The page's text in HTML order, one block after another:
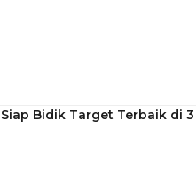
Bidik Target Terbaik di 3